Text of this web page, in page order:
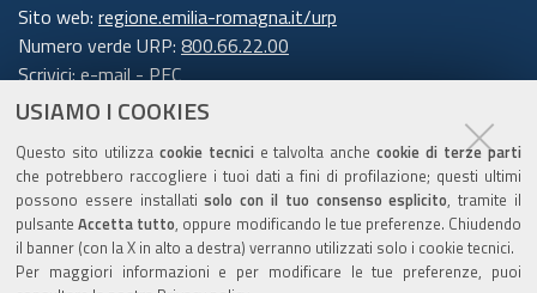
USIAMO I COOKIES
Questo sito utilizza cookie tecnici e talvolta anchecookie di terze parti
che potrebbero raccogliere i tuoi dati a fini di profilazione; questi ultimi
possono essere installatisolo con il tuo consenso esplicito, tramite il
pulsanteAccetta tutto, oppure modificando le tue preferenze. Chiudendo
il banner (con la X in alto a destra) verranno utilizzati solo i cookie tecnici.
Per maggiori informazioni e per modificare le tue preferenze, puoi
Sito web: regione.emilia-romagna.it/urp
Numero verde URP: 800.66.22.00
Scrivici:e-mail-PEC
Trasparenza
Amministrazione trasparente
Note legali e copyright